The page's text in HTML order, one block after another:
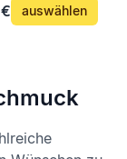
auswählen